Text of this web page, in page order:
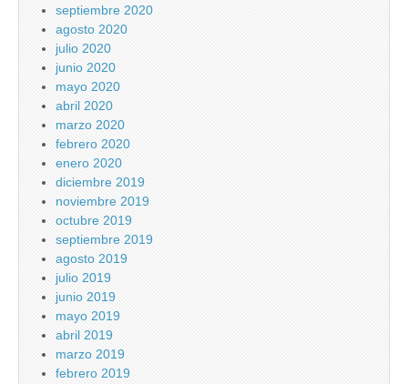
septiembre 2020
agosto 2020
julio 2020
junio 2020
mayo 2020
abril 2020
marzo 2020
febrero 2020
enero 2020
diciembre 2019
noviembre 2019
octubre 2019
septiembre 2019
agosto 2019
julio 2019
junio 2019
mayo 2019
abril 2019
marzo 2019
febrero 2019